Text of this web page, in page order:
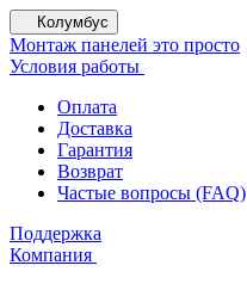
Колумбус
Монтаж панелей это просто
Условия работы
Оплата
Доставка
Гарантия
Возврат
Частые вопросы (FAQ)
Поддержка
Компания